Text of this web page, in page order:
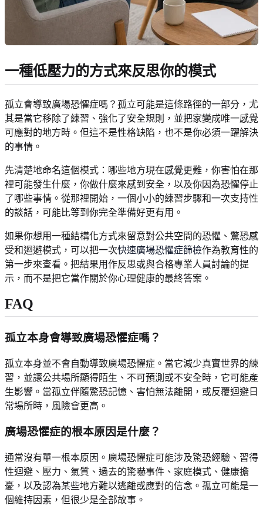
一種低壓力的方式來反思你的模式
孤立會導致廣場恐懼症嗎？孤立可能是這條路徑的一部分，尤
其是當它移除了練習、強化了安全規則，並把家變成唯一感覺
可應對的地方時。但這不是性格缺陷，也不是你必須一躍解決
的事情。
先清楚地命名這個模式：哪些地方現在感覺更難，你害怕在那
裡可能發生什麼，你做什麼來感到安全，以及你因為恐懼停止
了哪些事情。從那裡開始，一個小小的練習步驟和一次支持性
的談話，可能比等到你完全準備好更有用。
如果你想用一種結構化方式來留意對公共空間的恐懼、驚恐感
受和迴避模式，可以把一次快速廣場恐懼症篩檢作為教育性的
第一步來查看。把結果用作反思或與合格專業人員討論的提
示，而不是把它當作關於你心理健康的最終答案。
FAQ
孤立本身會導致廣場恐懼症嗎？
孤立本身並不會自動導致廣場恐懼症。當它減少真實世界的練
習，並讓公共場所顯得陌生、不可預測或不安全時，它可能產
生影響。當孤立伴隨驚恐記憶、害怕無法離開，或反覆迴避日
常場所時，風險會更高。
廣場恐懼症的根本原因是什麼？
通常沒有單一根本原因。廣場恐懼症可能涉及驚恐經驗、習得
性迴避、壓力、氣質、過去的驚嚇事件、家庭模式、健康擔
憂，以及認為某些地方難以逃離或應對的信念。孤立可能是一
個維持因素，但很少是全部故事。